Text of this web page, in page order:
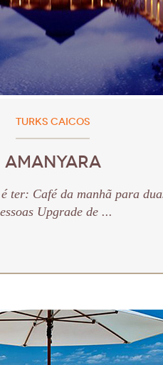
TURKS CAICOS
AMANYARA
ter: Café da manhã para
Upgrade de ...